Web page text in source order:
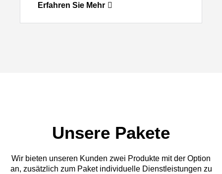
Erfahren Sie Mehr
Unsere Pakete
Wir bieten unseren Kunden zwei Produkte mit der Option
an, zusätzlich zum Paket individuelle Dienstleistungen zu